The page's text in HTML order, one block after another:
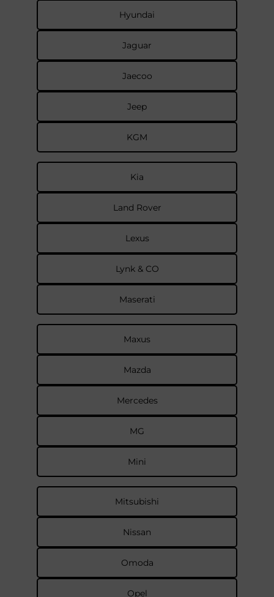
Hyundai
Jaguar
Jaecoo
Jeep
KGM
Kia
Land Rover
Lexus
Lynk & CO
Maserati
Maxus
Mazda
Mercedes
MG
Mini
Mitsubishi
Nissan
Omoda
Opel